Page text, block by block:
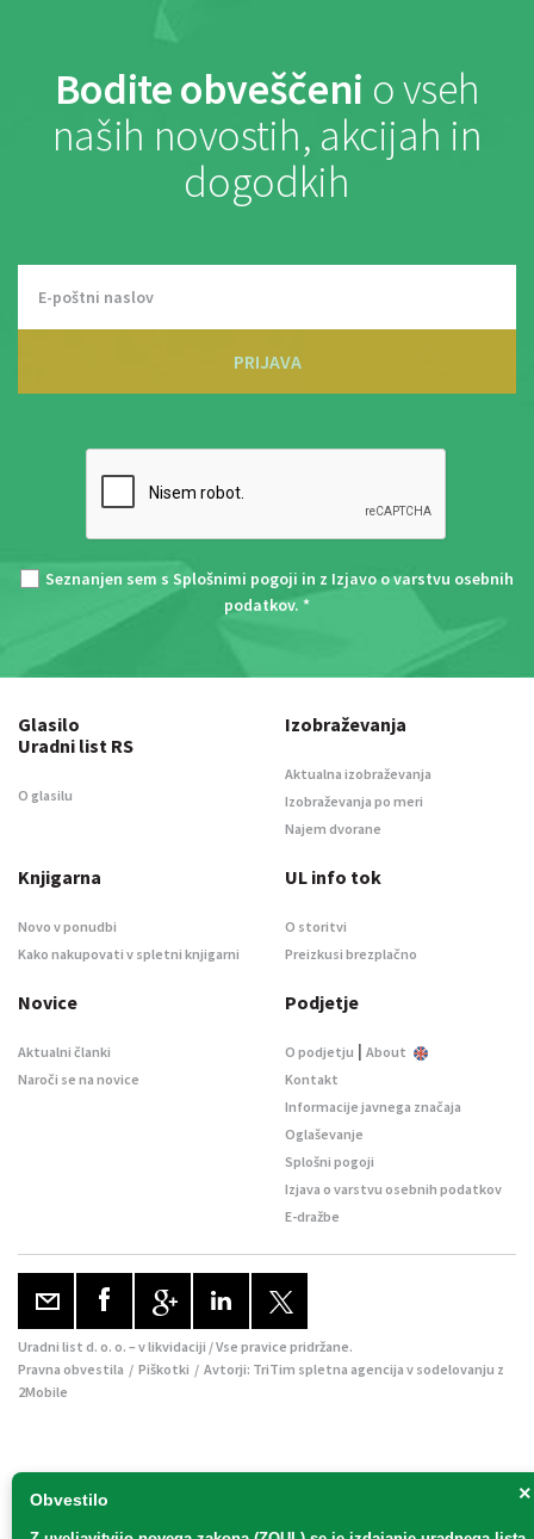
Bodite obveščeni o vseh
naših novostih, akcijah in
dogodkih
PRIJAVA
Seznanjen sem s Splošnimi pogoji in z Izjavo o varstvu osebnih
podatkov. *
×
Obvestilo
Glasilo
Uradni list RS
O glasilu
Izobraževanja
Aktualna izobraževanja
Izobraževanja po meri
Najem dvorane
Knjigarna
Novo v ponudbi
Kako nakupovati v spletni knjigarni
UL info tok
O storitvi
Preizkusi brezplačno
Novice
Aktualni članki
Naroči se na novice
Podjetje
O podjetju | About
Kontakt
Informacije javnega značaja
Oglaševanje
Splošni pogoji
Izjava o varstvu osebnih podatkov
E-dražbe
Uradni list d. o. o. – v likvidaciji / Vse pravice pridržane.
Pravna obvestila / Piškotki / Avtorji: TriTim spletna agencija v sodelovanju z
2Mobile